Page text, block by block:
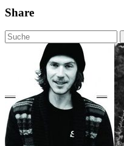
Share